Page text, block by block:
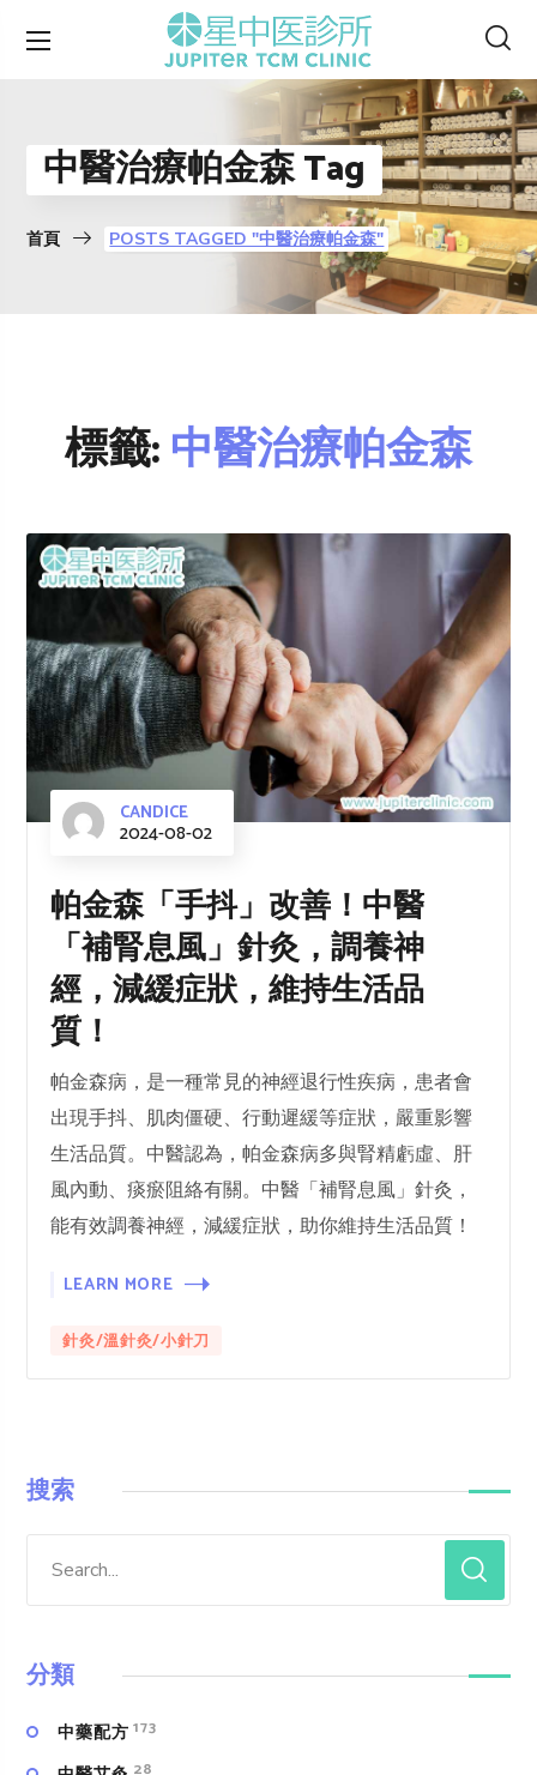
中醫治療帕金森 Tag
首頁 POSTS TAGGED "中醫治療帕金森"
標籤:中醫治療帕金森
CANDICE
2024-08-02
帕金森「手抖」改善！中醫
「補腎息風」針灸，調養神
經，減緩症狀，維持生活品
質！
帕金森病，是一種常見的神經退行性疾病，患者會
出現手抖、肌肉僵硬、行動遲緩等症狀，嚴重影響
生活品質。中醫認為，帕金森病多與腎精虧虛、肝
風內動、痰瘀阻絡有關。中醫「補腎息風」針灸，
能有效調養神經，減緩症狀，助你維持生活品質！
LEARN MORE
針灸/溫針灸/小針刀
搜索
分類
中藥配方 173
28